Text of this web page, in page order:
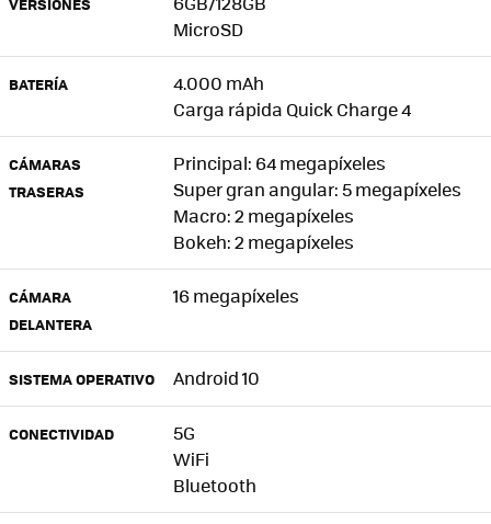
MicroSD
BATERÍA
4.000 mAh
Carga rápida Quick Charge 4
CÁMARAS
TRASERAS
Principal: 64 megapíxeles
Super gran angular: 5 megapíxeles
Macro: 2 megapíxeles
Bokeh: 2 megapíxeles
CÁMARA
DELANTERA
16 megapíxeles
SISTEMA OPERATIVO Android 10
CONECTIVIDAD
5G
WiFi
Bluetooth